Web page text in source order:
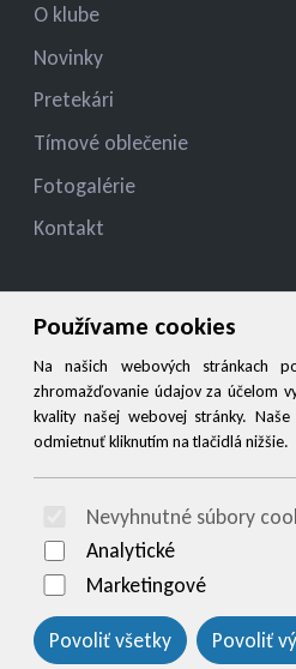
Používame cookies
Na našich webových stránkach
zhromažďovanie údajov za účelom
kvality našej webovej stránky.
odmietnuť kliknutím na tlačidlá nižšie.
Nevyhnutné súbory
Analytické
Marketingové
Povoliť všetky Povoliť
O klube
Novinky
Pretekári
Tímové oblečenie
Fotogalérie
Kontakt
Kontakt
jelza.jozef@gmail.com
+421 944 545 900
Social
© 2026 Arrabella s.r.o., mayabella
Hosting: -